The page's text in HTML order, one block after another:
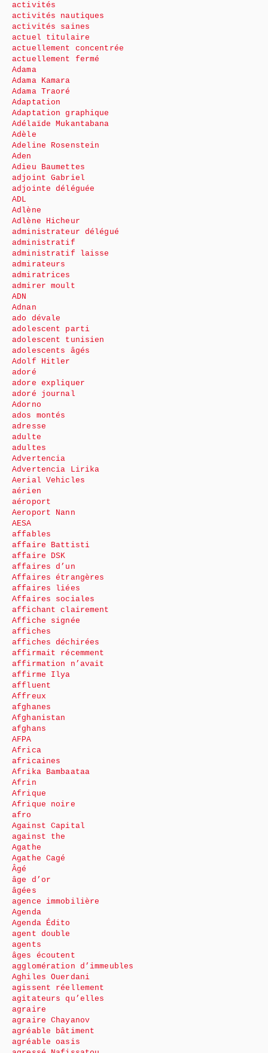
activités
activités nautiques
activités saines
actuel titulaire
actuellement concentrée
actuellement fermé
Adama
Adama Kamara
Adama Traoré
Adaptation
Adaptation graphique
Adélaïde Mukantabana
Adèle
Adeline Rosenstein
Aden
Adieu Baumettes
adjoint Gabriel
adjointe déléguée
ADL
Adlène
Adlène Hicheur
administrateur délégué
administratif
administratif laisse
admirateurs
admiratrices
admirer moult
ADN
Adnan
ado dévale
adolescent parti
adolescent tunisien
adolescents âgés
Adolf Hitler
adoré
adore expliquer
adoré journal
Adorno
ados montés
adresse
adulte
adultes
Advertencia
Advertencia Lirika
Aerial Vehicles
aérien
aéroport
Aeroport Nann
AESA
affables
affaire Battisti
affaire DSK
affaires d’un
Affaires étrangères
affaires liées
Affaires sociales
affichant clairement
Affiche signée
affiches
affiches déchirées
affirmait récemment
affirmation n’avait
affirme Ilya
affluent
Affreux
afghanes
Afghanistan
afghans
AFPA
Africa
africaines
Afrika Bambaataa
Afrin
Afrique
Afrique noire
afro
Against Capital
against the
Agathe
Agathe Cagé
Âgé
âge d’or
âgées
agence immobilière
Agenda
Agenda Édito
agent double
agents
âges écoutent
agglomération d’immeubles
Aghiles Ouerdani
agissent réellement
agitateurs qu’elles
agraire
agraire Chayanov
agréable bâtiment
agréable oasis